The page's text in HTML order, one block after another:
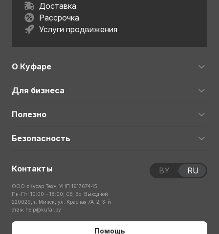
Доставка
Рассрочка
Услуги продвижения
О Куфаре
Для бизнеса
Полезно
Безопасность
Контакты
ООО «Куфар Тех», УНП 191767445
Пн-Пт: 10:00 – 18:00; Сб, Вс: Выходной
220029, г. Минск, ул. Красная 7А-2, 3-й
этаж help@kufar.by
Помощь
BY RU